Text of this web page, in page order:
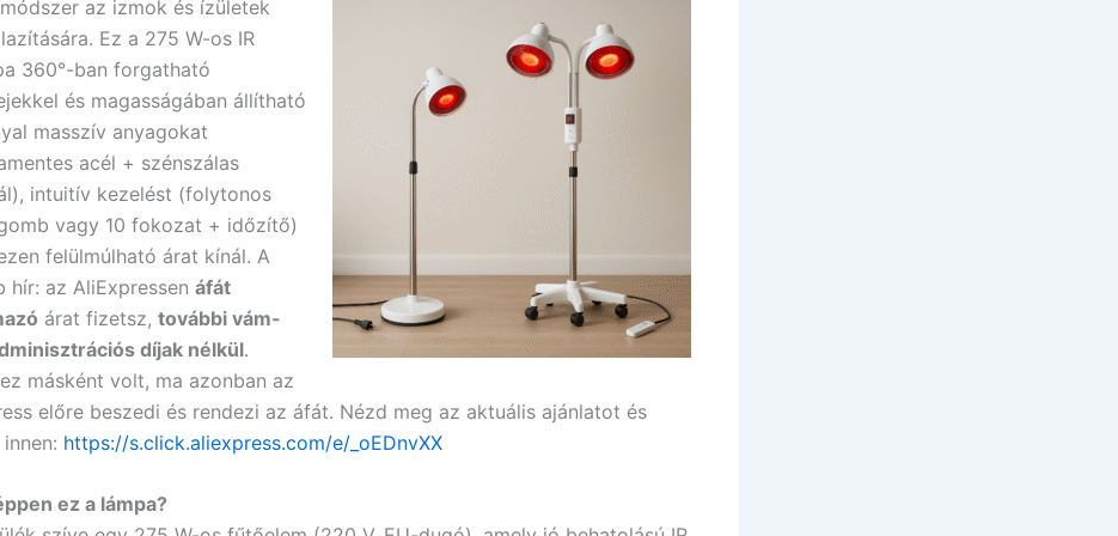
az izmok és ízületek
Ez a 275 W-os IR
360°-ban forgatható
és magasságában állítható
masszív anyagokat
acél + szénszálas
intuitív kezelést (folytonos
vagy 10 fokozat + időzítő)
felülmúlható árat kínál. A
hír: az AliExpressen áfát
árat fizetsz, további vám-
díjak nélkül.
másként volt, ma azonban az
előre beszedi és rendezi az áfát. Nézd meg az aktuális ajánlatot és
https://s.click.aliexpress.com/e/_oEDnvXX
ez a lámpa?